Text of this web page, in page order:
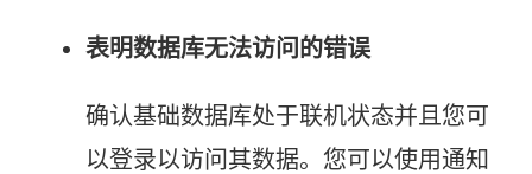
表明数据库无法访问的错误
确认基础数据库处于联机状态并且您可
以登录以访问其数据。您可以使用通知